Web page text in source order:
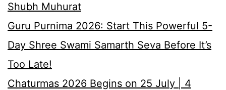
Shubh Muhurat
Guru Purnima 2026: Start This Powerful 5-
Day Shree Swami Samarth Seva Before It’s
Too Late!
Chaturmas 2026 Begins on 25 July | 4